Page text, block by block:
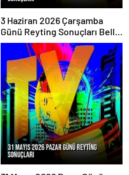
3 Haziran 2026 Çarşamba
Günü Reyting Sonuçları Belli
Oldu